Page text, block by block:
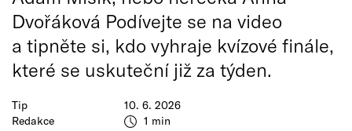
Tip
Redakce
10. 6. 2026
1 min
Dvořáková Podívejte se na video
a tipněte si, kdo vyhraje kvízové finále,
které se uskuteční již za týden.